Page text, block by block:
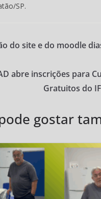
SP.
do site e do moodle
abre inscrições para
Gratuitos do
gostar